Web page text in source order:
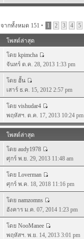
จากทั้งหมด 151 • 1 2 3 4 5
โพสต์ล่าสุด
โดย kpimcha
จันทร์ ต.ค. 28, 2013 1:33 pm
โดย อั้น
เสาร์ ธ.ค. 15, 2012 2:57 pm
โดย vishudar4
พฤหัสฯ. ต.ค. 17, 2013 10:24 pm
โพสต์ล่าสุด
โดย audy1978
ศุกร์ พ.ย. 29, 2013 11:48 am
โดย Loverman
ศุกร์ พ.ค. 18, 2018 11:16 pm
โดย namzomns
อังคาร ม.ค. 07, 2014 1:23 pm
โดย NooManee
พฤหัสฯ. พ.ย. 14, 2013 3:01 pm